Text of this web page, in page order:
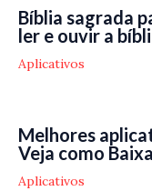
Bíblia sagrada
ler e ouvir a
Aplicativos
Melhores
Veja como
Aplicativos